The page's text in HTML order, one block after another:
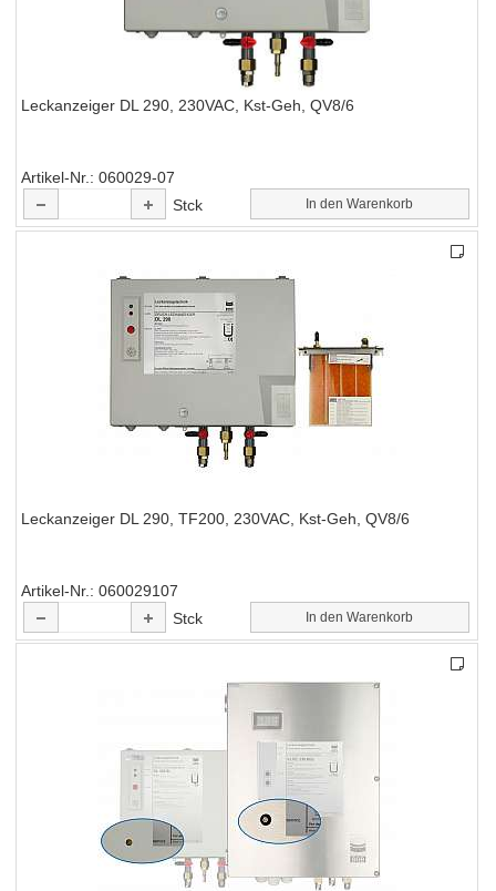
Leckanzeiger DL 290, 230VAC, Kst-Geh, QV8/6
Artikel-Nr. 060029-07
Stck
In den Warenkorb
Leckanzeiger DL 290, TF200, 230VAC, Kst-Geh, QV8/6
Artikel-Nr.
060029107
Stck
In den Warenkorb